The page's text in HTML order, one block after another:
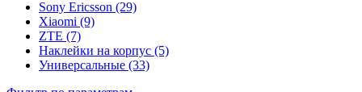
Sony Ericsson (29)
Xiaomi (9)
ZTE (7)
Наклейки на корпус (5)
Универсальные (33)